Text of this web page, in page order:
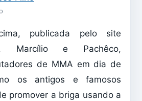
publicada pelo site
Marcílio e Pachêco,
de MMA em dia de
os antigos e famosos
promover a briga usando a